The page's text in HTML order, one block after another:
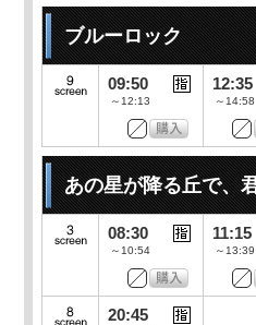
ブルーロック
09:50
～12:13
12:35
～14:58
あの星が降る丘で、
08:30
～10:54
11:15
～13:39
20:45